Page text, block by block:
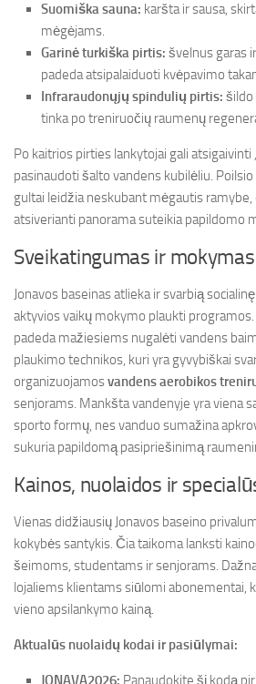
Suomiška sauna: karšta ir sausa,
mėgėjams.
Garinė turkiška pirtis: švelnus garas
padeda atsipalaiduoti kvėpavimo
Infraraudonųjų spindulių pirtis: šildo
tinka po treniruočių raumenų
Po kaitrios pirties lankytojai gali atsigaivinti
pasinaudoti šalto vandens kubilėliu.
gultai leidžia neskubant mėgautis
atsiverianti panorama suteikia papildomo
Sveikatingumas ir
Jonavos baseinas atlieka ir svarbią
aktyvios vaikų mokymo plaukti
padeda mažiesiems nugalėti vandens
plaukimo technikos, kuri yra gyvybiškai
organizuojamosvandens aerobikos
senjorams. Mankšta vandenyje yra viena
sporto formų, nes vanduo sumažina
sukuria papildomą pasipriešinimą
Kainos, nuolaidos ir
Vienas didžiausių Jonavos baseino
kokybės santykis. Čia taikoma lanksti
šeimoms, studentams ir senjorams.
lojaliems klientams siūlomi abonementai,
vieno apsilankymo kainą.
Aktualūs nuolaidų kodai ir pasiūlymai:
JONAVA2026: Panaudokite šį kodą